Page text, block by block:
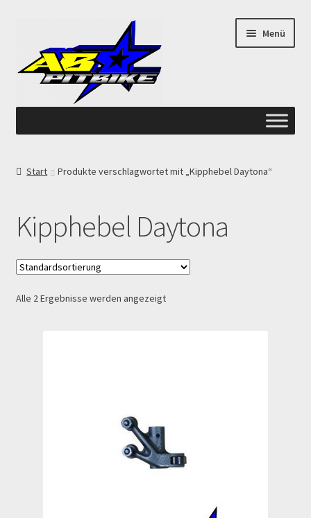
springen
springen
Menü
Checkout
Datenschutzerklärung
Devolución
Start Produkte verschlagwortet mit „Kipphebel Daytona“
Kipphebel Daytona
Alle 2 Ergebnisse werden angezeigt